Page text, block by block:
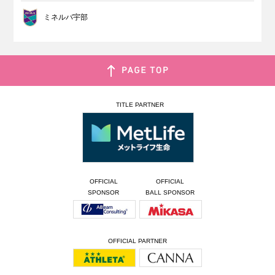
ミネルバ宇部
TITLE PARTNER
OFFICIAL
SPONSOR
OFFICIAL
BALL SPONSOR
OFFICIAL PARTNER